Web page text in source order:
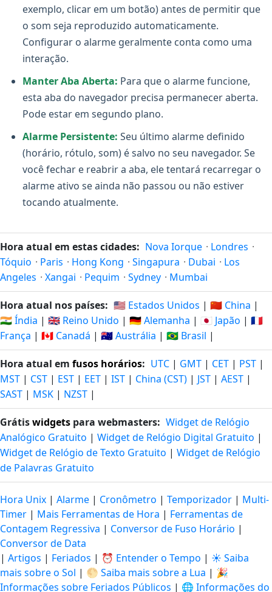
exemplo, clicar em um botão) antes de permitir que
o som seja reproduzido automaticamente.
Configurar o alarme geralmente conta como uma
interação.
Manter Aba Aberta: Para que o alarme funcione,
esta aba do navegador precisa permanecer aberta.
Pode estar em segundo plano.
Alarme Persistente: Seu último alarme definido
(horário, rótulo, som) é salvo no seu navegador. Se
você fechar e reabrir a aba, ele tentará recarregar o
alarme ativo se ainda não passou ou não estiver
tocando atualmente.
Hora atual em estas cidades: Nova Iorque · Londres ·
Tóquio · Paris · Hong Kong · Singapura · Dubai · Los
Angeles · Xangai · Pequim · Sydney · Mumbai
Hora atual nos países: 🇺🇸 Estados Unidos | 🇨🇳 China |
🇮🇳 Índia | 🇬🇧 Reino Unido | 🇩🇪 Alemanha | 🇯🇵 Japão | 🇫🇷
França | 🇨🇦 Canadá | 🇦🇺 Austrália | 🇧🇷 Brasil |
Hora atual em fusos horários: UTC | GMT | CET | PST |
MST | CST | EST | EET | IST | China (CST) | JST | AEST |
SAST | MSK | NZST |
Grátiswidgets para webmasters: Widget de Relógio
Analógico Gratuito | Widget de Relógio Digital Gratuito |
Widget de Relógio de Texto Gratuito | Widget de Relógio
de Palavras Gratuito
Hora Unix | Alarme | Cronômetro | Temporizador | Multi-
Timer | Mais Ferramentas de Hora | Ferramentas de
Contagem Regressiva | Conversor de Fuso Horário |
Conversor de Data
| Artigos | Feriados | ⏰ Entender o Tempo | ☀️ Saiba
mais sobre o Sol | 🌕 Saiba mais sobre a Lua | 🎉
Informações sobre Feriados Públicos | 🌐 Informações do